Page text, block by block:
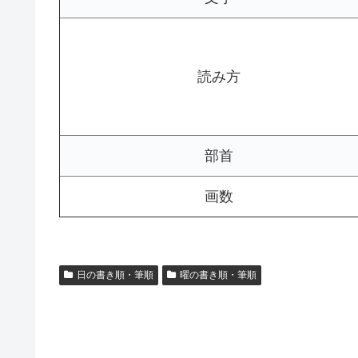
読み方
部首
画数
日の書き順・筆順 曜の書き順・筆順